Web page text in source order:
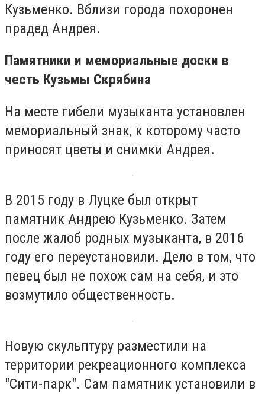
Кузьменко. Вблизи города похоронен
прадед Андрея.
Памятники и мемориальные доски в
честь Кузьмы Скрябина
На месте гибели музыканта установлен
мемориальный знак, к которому часто
приносят цветы и снимки Андрея.
В 2015 году в Луцке был открыт
памятник Андрею Кузьменко. Затем
после жалоб родных музыканта, в 2016
году его переустановили. Дело в том, что
певец был не похож сам на себя, и это
возмутило общественность.
Новую скульптуру разместили на
территории рекреационного комплекса
"Сити-парк". Сам памятник установили в